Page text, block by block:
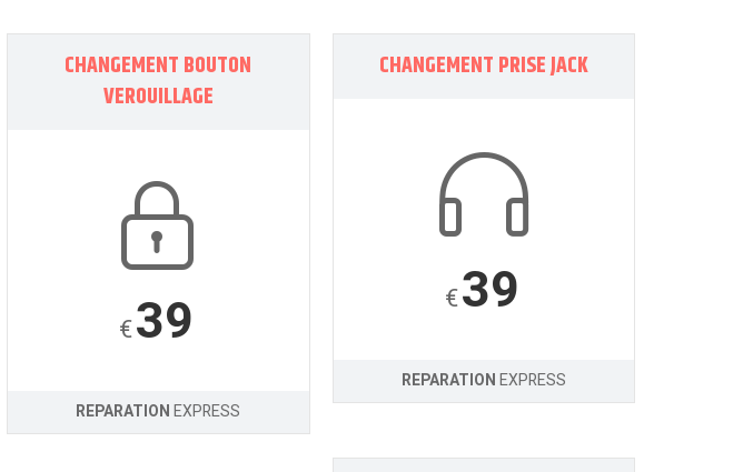
CHANGEMENT BOUTON
VEROUILLAGE
€39
REPARATIONEXPRESS
CHANGEMENT PRISE JACK
€39
REPARATIONEXPRESS